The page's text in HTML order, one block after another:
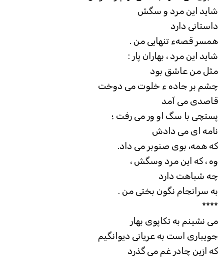
شايد اين مرد و سگش
داستانی دارد
همسر قصهء تنهايی من .
شايد اين مرد ، بهاران پار :
مثل من عاشق بود
چشم بر جاده ء خلوت می دوخت
قاصدی می آمد
پستچی با سگ او ور می رفت ؛
نامه ای می دادش
که همه، بوی صنوبر می داد.
وه ، که اين مرد وسگش ،
چه شباهت دارد
به سرانجام نگون بختی من .
****
می نشينم به تکاپوی بهار
جويباری است به عريانی ديوانگيم
که ازين چادر غم می گذرد